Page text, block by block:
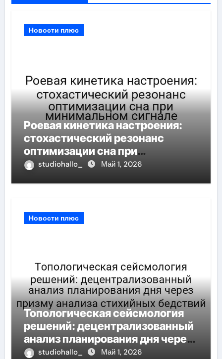
Новости плюс
Роевая кинетика настроения:
стохастический резонанс
оптимизации сна при
минимальном сигнале
studiohallo_ Май 1, 2026
Новости плюс
Топологическая сейсмология
решений: децентрализованный
анализ планирования дня через
призму анализа стихийных
studiohallo_ Май 1, 2026